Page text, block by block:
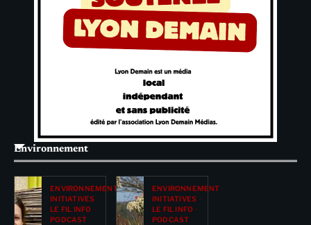
Environnement
ENVIRONNEMENT
INITIATIVES
LE FIL INFO
PODCAST
ENVIRONNEMENT
INITIATIVES
LE FIL INFO
PODCAST